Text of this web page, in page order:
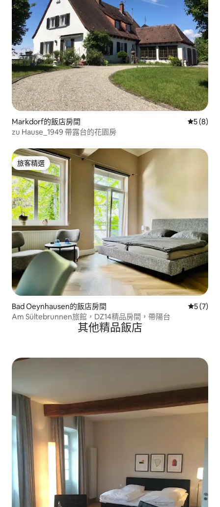
Markdorf的飯店房間 從 8 則評
5 (8)
zu Hause_1949 帶露台的花園房
旅客精選
旅客精選
Bad Oeynhausen的飯店房間 從 7 則評
5 (7)
Am Sültebrunnen旅館，DZ14精品房間，帶陽台
其他精品飯店